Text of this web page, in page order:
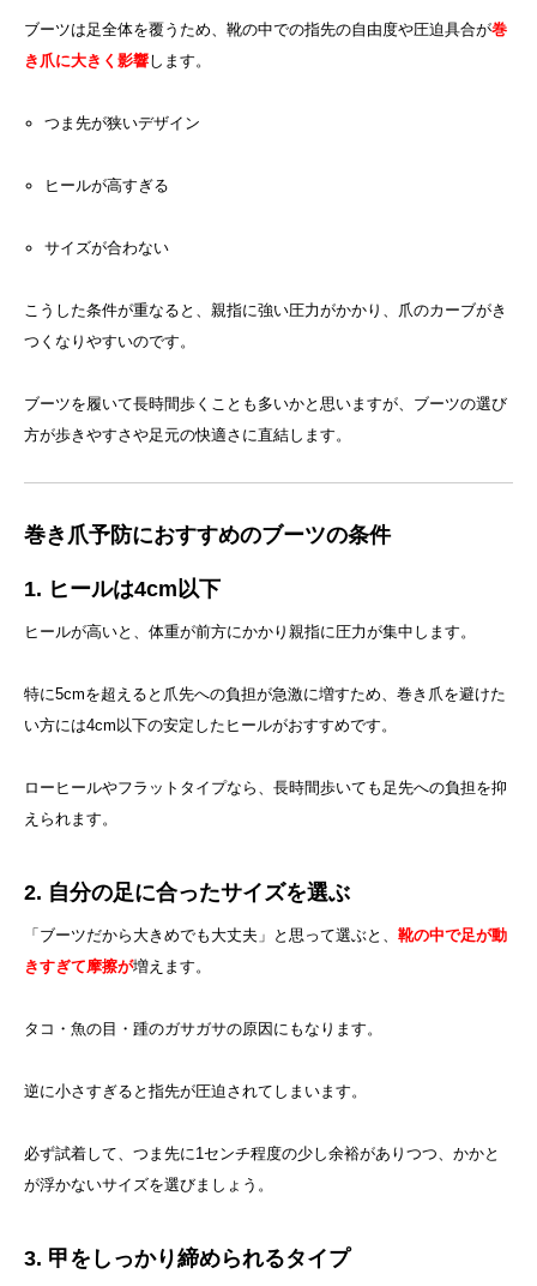
ブーツは足全体を覆うため、靴の中での指先の自由度や圧迫具合が巻
き爪に大きく影響します。
つま先が狭いデザイン
ヒールが高すぎる
サイズが合わない
こうした条件が重なると、親指に強い圧力がかかり、爪のカーブがき
つくなりやすいのです。
ブーツを履いて長時間歩くことも多いかと思いますが、ブーツの選び
方が歩きやすさや足元の快適さに直結します。
巻き爪予防におすすめのブーツの条件
1. ヒールは4cm以下
ヒールが高いと、体重が前方にかかり親指に圧力が集中します。
特に5cmを超えると爪先への負担が急激に増すため、巻き爪を避けた
い方には4cm以下の安定したヒールがおすすめです。
ローヒールやフラットタイプなら、長時間歩いても足先への負担を抑
えられます。
2. 自分の足に合ったサイズを選ぶ
「ブーツだから大きめでも大丈夫」と思って選ぶと、 靴の中で足が動
きすぎて摩擦が増えます。
タコ・魚の目・踵のガサガサの原因にもなります。
逆に小さすぎると指先が圧迫されてしまいます。
必ず試着して、つま先に1センチ程度の少し余裕がありつつ、かかと
が浮かないサイズを選びましょう。
3. 甲をしっかり締められるタイプ